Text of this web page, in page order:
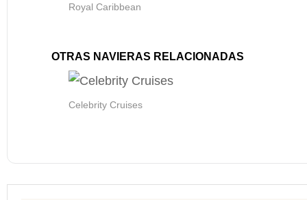
Royal Caribbean
OTRAS NAVIERAS RELACIONADAS
Celebrity Cruises